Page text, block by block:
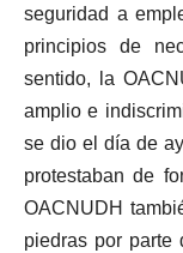
seguridad a
principios de
sentido, la
amplio e
se dio el día de
protestaban de
OACNUDH
piedras por parte